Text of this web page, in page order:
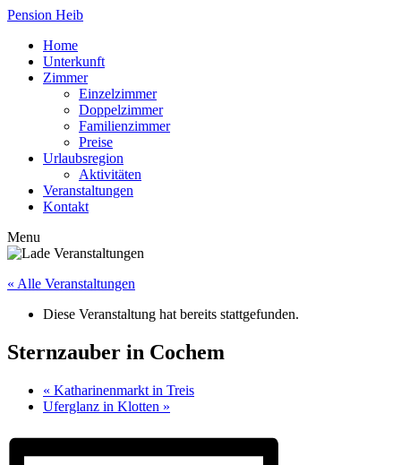
Pension Heib
Home
Unterkunft
Zimmer
Einzelzimmer
Doppelzimmer
Familienzimmer
Preise
Urlaubsregion
Aktivitäten
Veranstaltungen
Kontakt
Menu
« Alle Veranstaltungen
Diese Veranstaltung hat bereits stattgefunden.
Sternzauber in Cochem
« Katharinenmarkt in Treis
Uferglanz in Klotten »